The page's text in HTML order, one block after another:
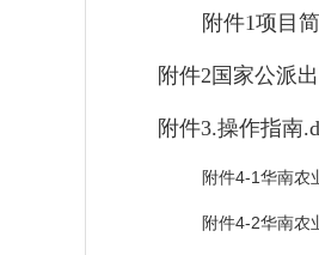
附件1项目
附件2国家公派
附件3.操作指南
附件4-1华南农
附件4-2华南农